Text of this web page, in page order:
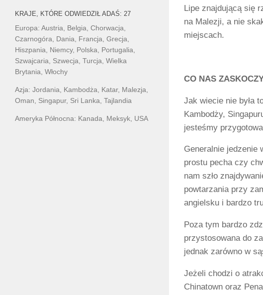
Lipe znajdującą się
na Malezji, a nie
miejscach.
CO NAS
Jak wiecie nie była
Kambodży,
jesteśmy
Generalnie jedzenie
prostu pecha czy
nam szło
powtarzania przy
angielsku i bardzo
Poza tym bardzo
przystosowana do
jednak zarówno w
Jeżeli chodzi o
Chinatown oraz
KRAJE, KTÓRE ODWIEDZIŁ ADAŚ: 27
Europa: Austria, Belgia, Chorwacja,
Czarnogóra, Dania, Francja, Grecja,
Hiszpania, Niemcy, Polska, Portugalia,
Szwajcaria, Szwecja, Turcja, Wielka
Brytania, Włochy
Azja: Jordania, Kambodża, Katar, Malezja,
Oman, Singapur, Sri Lanka, Tajlandia
Ameryka Północna: Kanada, Meksyk, USA